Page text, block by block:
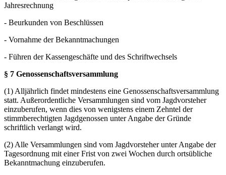
Jahresrechnung
- Beurkunden von Beschlüssen
- Vornahme der Bekanntmachungen
- Führen der Kassengeschäfte und des Schriftwechsels
§ 7 Genossenschaftsversammlung
(1) Alljährlich findet mindestens eine Genossenschaftsversammlung
statt. Außerordentliche Versammlungen sind vom Jagdvorsteher
einzuberufen, wenn dies von wenigstens einem Zehntel der
stimmberechtigten Jagdgenossen unter Angabe der Gründe
schriftlich verlangt wird.
(2) Alle Versammlungen sind vom Jagdvorsteher unter Angabe der
Tagesordnung mit einer Frist von zwei Wochen durch ortsübliche
Bekanntmachung einzuberufen.